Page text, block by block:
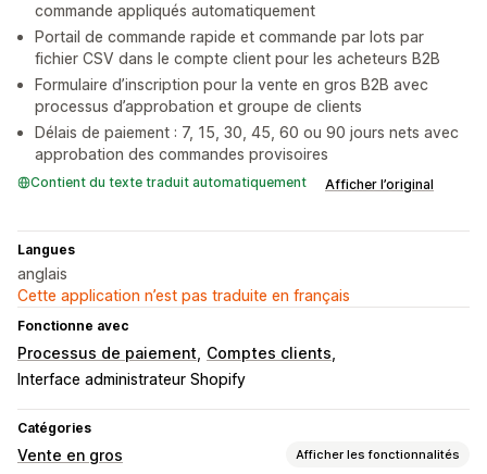
commande appliqués automatiquement
Portail de commande rapide et commande par lots par
fichier CSV dans le compte client pour les acheteurs B2B
Formulaire d’inscription pour la vente en gros B2B avec
processus d’approbation et groupe de clients
Délais de paiement : 7, 15, 30, 45, 60 ou 90 jours nets avec
approbation des commandes provisoires
Contient du texte traduit automatiquement Afficher l’original
Langues
anglais
Cette application n’est pas traduite en français
Fonctionne avec
Processus de paiement Comptes clients
Interface administrateur Shopify
Catégories
Vente en gros Afficher les fonctionnalités